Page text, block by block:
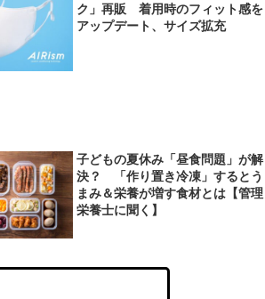
ク」再販 着用時のフィット感を
アップデート、サイズ拡充
子どもの夏休み「昼食問題」が解
決？ 「作り置き冷凍」するとう
まみ＆栄養が増す食材とは【管理
栄養士に聞く】